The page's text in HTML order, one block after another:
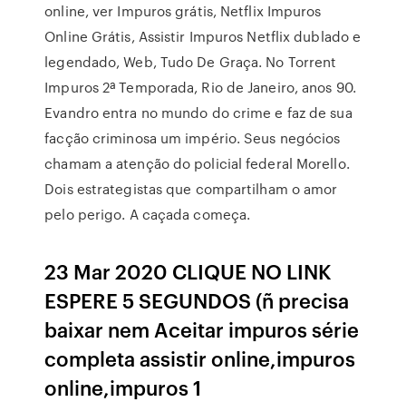
online, ver Impuros grátis, Netflix Impuros
Online Grátis, Assistir Impuros Netflix dublado e
legendado, Web, Tudo De Graça. No Torrent
Impuros 2ª Temporada, Rio de Janeiro, anos 90.
Evandro entra no mundo do crime e faz de sua
facção criminosa um império. Seus negócios
chamam a atenção do policial federal Morello.
Dois estrategistas que compartilham o amor
pelo perigo. A caçada começa.
23 Mar 2020 CLIQUE NO LINK
ESPERE 5 SEGUNDOS (ñ precisa
baixar nem Aceitar impuros série
completa assistir online,impuros
online,impuros 1